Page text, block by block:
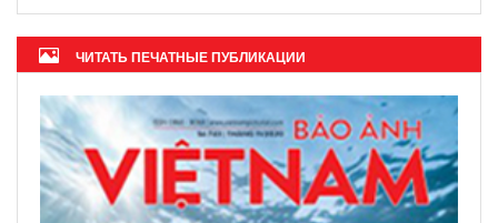
ЧИТАТЬ ПЕЧАТНЫЕ ПУБЛИКАЦИИ